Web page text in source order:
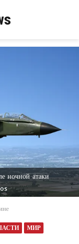
ночной атаки
МИР